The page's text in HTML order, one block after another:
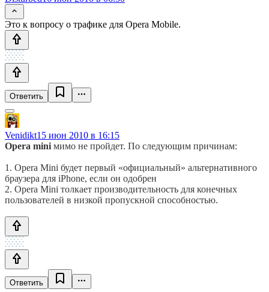
Это к вопросу о трафике для Opera Mobile.
Ответить
Venidikt15 июн 2010 в 16:15
Opera mini мимо не пройдет. По следующим причинам:
1. Opera Mini будет первый «официальный» альтернативного
браузера для iPhone, если он одобрен
2. Opera Mini толкает производительность для конечных
пользователей в низкой пропускной способностью.
Ответить